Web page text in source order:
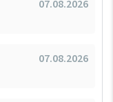
07.08.2026
07.08.2026